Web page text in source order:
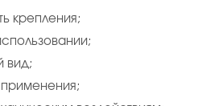
крепления;
вид;